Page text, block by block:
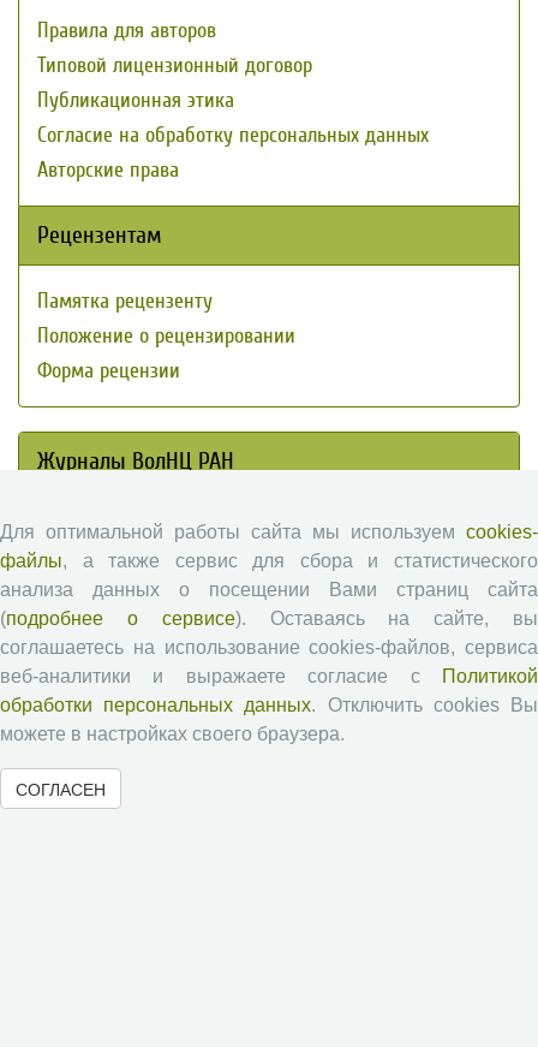
Правила для авторов
Типовой лицензионный договор
Публикационная этика
Согласие на обработку персональных данных
Авторские права
Рецензентам
Памятка рецензенту
Положение о рецензировании
Форма рецензии
Журналы ВолНЦ РАН
Экономические и социальные перемены
Проблемы развития территории
Вопросы территориального развития
Социальное пространство
Юный экономист
Для оптимальной работы сайта мы используем cookies-
файлы, а также сервис для сбора и статистического
анализа данных о посещении Вами страниц сайта
(подробнее о сервисе). Оставаясь на сайте, вы
соглашаетесь на использование cookies-файлов, сервиса
веб-аналитики и выражаете согласие с
Политикой
обработки персональных данных. Отключить cookies Вы
можете в настройках своего браузера.
СОГЛАСЕН